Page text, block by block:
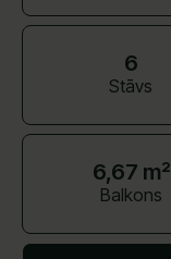
6
Stāvs
6,67 m²
Balkons